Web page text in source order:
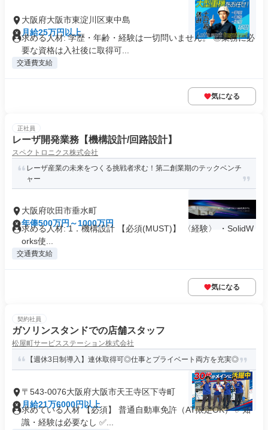
大阪府大阪市東淀川区東中島
月給25万円以上
求める人材: 学歴・年齢・経験は一切問いません。 ◎業務に必
要な資格は入社後に取得可...
交通費支給
気になる
正社員
レーザ開発業務【機構設計/回路設計】
スペクトロニクス株式会社
レーザ産業の未来をつくる挑戦者求む！第二創業期のテックベンチ
ャー
大阪府吹田市垂水町
年俸500万円～1000万円
求める人材: 1．機構設計 【必須(MUST)】 〈経験〉 ・SolidW
orks使...
交通費支給
気になる
契約社員
ガソリンスタンドでの店舗スタッフ
松屋町サービスステーション株式会社
【週休3日制導入】連休取得可◎仕事とプライベート両方を充実◎
〒543-0076大阪府大阪市天王寺区下寺町
月給21万6000円以上
求めている人材 【必須】 普通自動車免許（AT限定OK） ✅知
識・経験は必要なし ✅...